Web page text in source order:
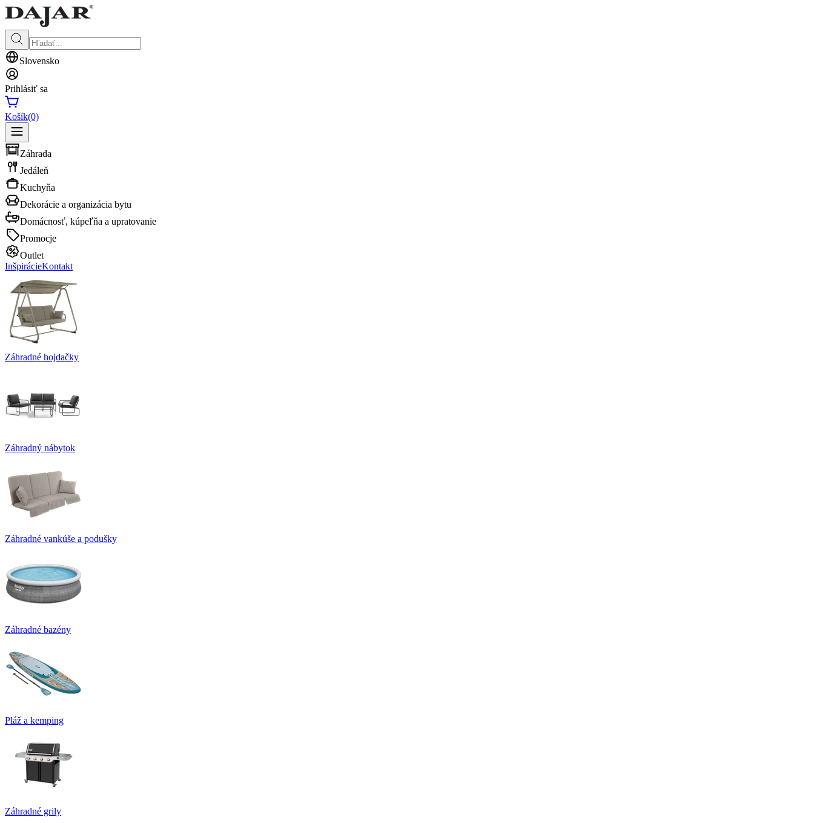
Slovensko
Prihlásiť sa
Košík(0)
Záhrada
Jedáleň
Kuchyňa
Dekorácie a organizácia bytu
Domácnosť, kúpeľňa a upratovanie
Promocje
Outlet
InšpirácieKontakt
Záhradné hojdačky
Záhradný nábytok
Záhradné vankúše a podušky
Záhradné bazény
Pláž a kemping
Záhradné grily